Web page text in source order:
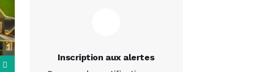
Inscription aux alertes